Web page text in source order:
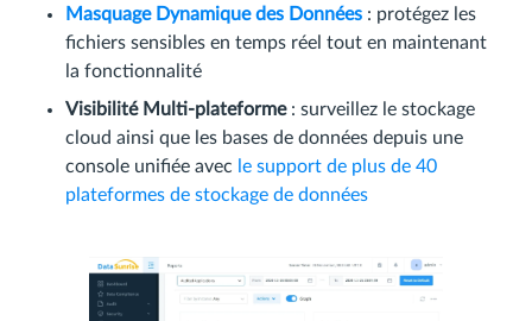
Masquage Dynamique des Données : protégez les
fichiers sensibles en temps réel tout en maintenant
la fonctionnalité
Visibilité Multi-plateforme: surveillez le stockage
cloud ainsi que les bases de données depuis une
console unifiée avec le support de plus de 40
plateformes de stockage de données